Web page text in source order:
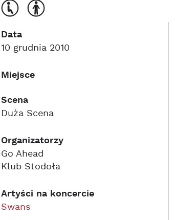
Data
10 grudnia 2010
Miejsce
Scena
Duża Scena
Organizatorzy
Go Ahead
Klub Stodoła
Artyści na koncercie
Swans